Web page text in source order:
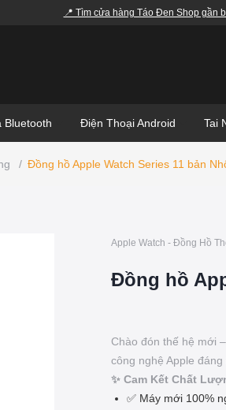
📍 Tìm cửa hàng Táo Đen Shop gần
Bluetooth Điện Thoại Android Tai
/ Đồng hồ Apple Watch Series 11 bản
Apple Watch - Đồng Hồ
Đồng hồ
Chào đón thế hệ mới
công nghệ Apple đáng
✨ Cam Kết Chất
✅ Máy mới 100%